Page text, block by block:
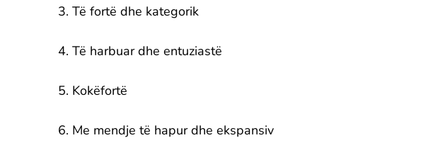
3. Të fortë dhe kategorik
4. Të harbuar dhe entuziastë
5. Kokëfortë
6. Me mendje të hapur dhe ekspansiv